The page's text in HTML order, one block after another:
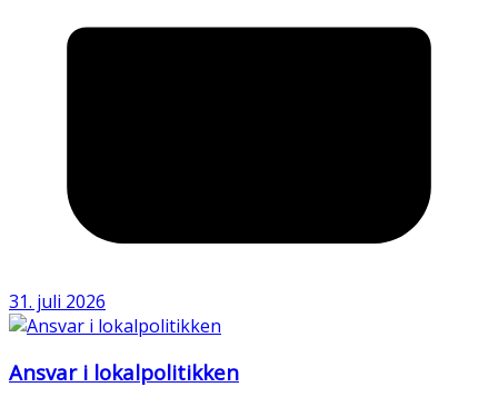
31. juli 2026
Ansvar i lokalpolitikken